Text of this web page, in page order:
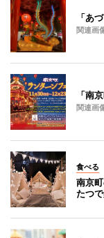
「あ
関連画
「南
関連画
食べる
南京
たつ